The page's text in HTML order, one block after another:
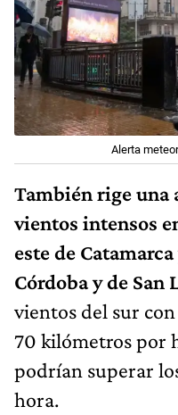
Alerta
También rige una
vientos intensos
este de
Córdoba y de San
vientos del sur
70 kilómetros por
podrían superar
hora.